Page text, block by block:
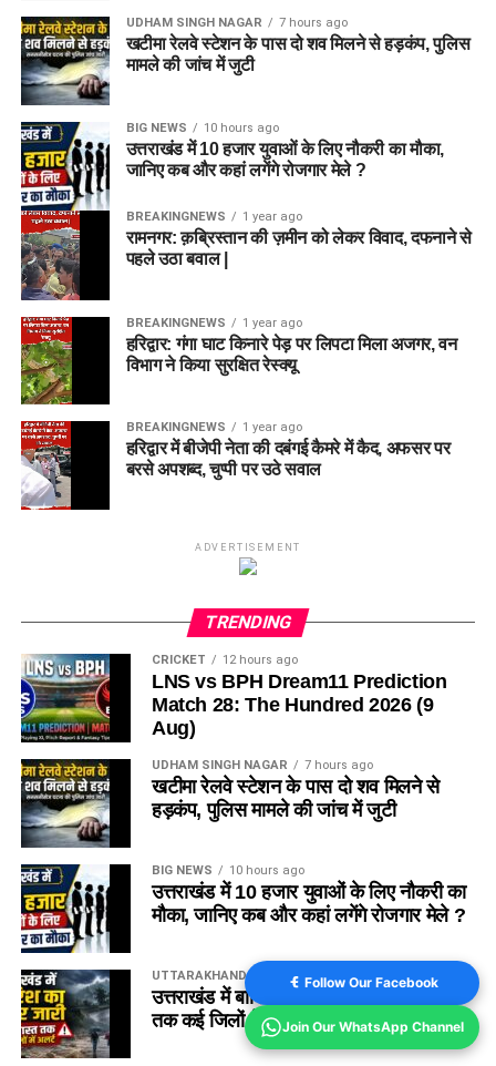
UDHAM SINGH NAGAR 7 hours ago
खटीमा रेलवे स्टेशन के पास दो शव मिलने से हड़कंप, पुलिस
मामले की जांच में जुटी
BIG NEWS 10 hours ago
उत्तराखंड में 10 हजार युवाओं के लिए नौकरी का मौका,
जानिए कब और कहां लगेंगे रोजगार मेले ?
BREAKINGNEWS 1 year ago
रामनगर: क़ब्रिस्तान की ज़मीन को लेकर विवाद, दफनाने से
पहले उठा बवाल |
BREAKINGNEWS 1 year ago
हरिद्वार: गंगा घाट किनारे पेड़ पर लिपटा मिला अजगर, वन
विभाग ने किया सुरक्षित रेस्क्यू
BREAKINGNEWS 1 year ago
हरिद्वार में बीजेपी नेता की दबंगई कैमरे में कैद, अफसर पर
बरसे अपशब्द, चुप्पी पर उठे सवाल
ADVERTISEMENT
TRENDING
CRICKET 12 hours ago
LNS vs BPH Dream11 Prediction
Match 28: The Hundred 2026 (9
Aug)
UDHAM SINGH NAGAR 7 hours ago
खटीमा रेलवे स्टेशन के पास दो शव मिलने से
हड़कंप, पुलिस मामले की जांच में जुटी
BIG NEWS 10 hours ago
उत्तराखंड में 10 हजार युवाओं के लिए नौकरी का
मौका, जानिए कब और कहां लगेंगे रोजगार मेले ?
UTTARAKHAND WEATHER 10 hours ago
उत्तराखंड में बारिश का कहर जारी, 11 अगस्त
तक कई जिलों में अलर्ट, देखें पूरी रिपोर्ट
Follow Our Facebook
Join Our WhatsApp Channel